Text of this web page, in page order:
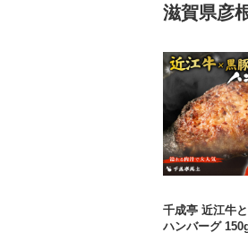
滋賀県彦
千成亭 近江牛
ハンバーグ